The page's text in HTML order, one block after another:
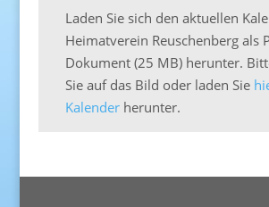
Laden Sie sich den aktuellen
Heimatverein Reuschenberg als
Dokument (25 MB) herunter.
Sie auf das Bild oder laden Sie
Kalenderherunter.